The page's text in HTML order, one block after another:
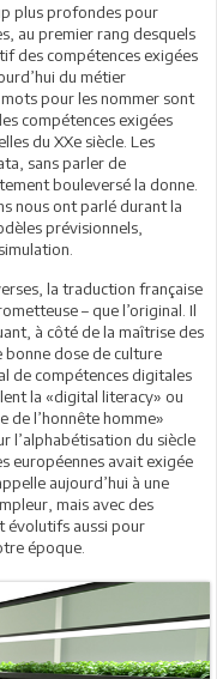
plus profondes pour
au premier rang desquels
des compétences exigées
du métier
pour les nommer sont
compétences exigées
du XXe siècle. Les
sans parler de
bouleversé la donne.
nous ont parlé durant la
prévisionnels,
la traduction française
– que l’original. Il
à côté de la maîtrise des
bonne dose de culture
de compétences digitales
la «digital literacy» ou
de l’honnête homme»
l’alphabétisation du siècle
européennes avait exigée
aujourd’hui à une
mais avec des
évolutifs aussi pour
époque.